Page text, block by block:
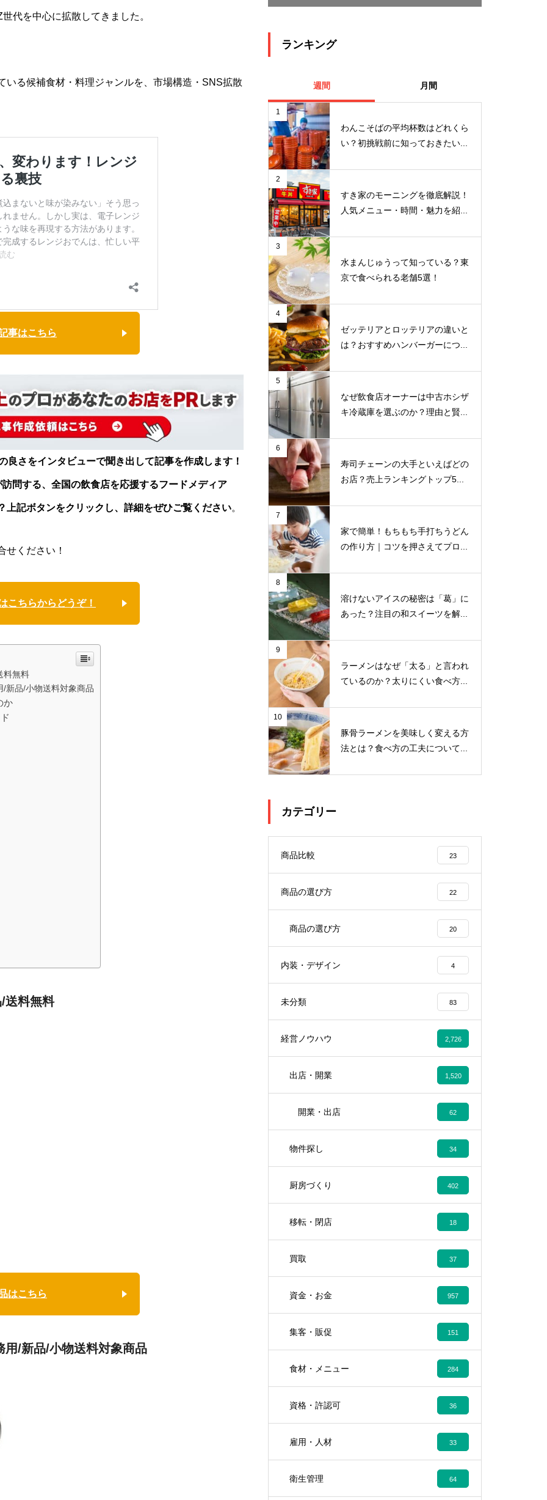
代を中心に拡散してきました。
る候補食材・料理ジャンルを、市場構造・SNS拡散
事はこちら
さをインタビューで聞き出して記事を作成します！
問する、全国の飲食店を応援するフードメディア
記ボタンをクリックし、詳細をぜひご覧ください。
せください！
こちらからどうぞ！
料無料
新品/小物送料対象商品
か
送料無料
はこちら
/新品/小物送料対象商品
ランキング
週間 月間
1
わんこそばの平均杯数はどれくら
い？初挑戦前に知っておきたい...
2
すき家のモーニングを徹底解説！
人気メニュー・時間・魅力を紹...
3
水まんじゅうって知っている？東
京で食べられる老舗5選！
4
ゼッテリアとロッテリアの違いと
は？おすすめハンバーガーにつ...
5
なぜ飲食店オーナーは中古ホシザ
キ冷蔵庫を選ぶのか？理由と賢...
6
寿司チェーンの大手といえばどの
お店？売上ランキングトップ5...
7
家で簡単！もちもち手打ちうどん
の作り方｜コツを押さえてプロ...
8
溶けないアイスの秘密は「葛」に
あった？注目の和スイーツを解...
9
ラーメンはなぜ「太る」と言われ
ているのか？太りにくい食べ方...
10
豚骨ラーメンを美味しく変える方
法とは？食べ方の工夫について...
カテゴリー
商品比較 23
商品の選び方 22
商品の選び方 20
内装・デザイン 4
未分類 83
経営ノウハウ 2,726
出店・開業 1,520
開業・出店 62
物件探し 34
厨房づくり 402
移転・閉店 18
買取 37
資金・お金 957
集客・販促 151
食材・メニュー 284
資格・許認可 36
雇用・人材 33
衛生管理 64